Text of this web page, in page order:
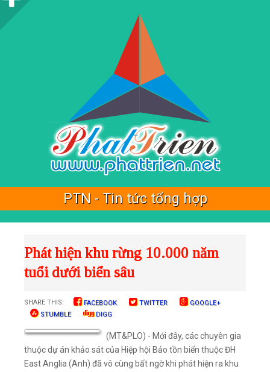
PTN - Tin tức tổng hợp
Phát hiện khu rừng 10.000 năm
tuổi dưới biển sâu
SHARE THIS: FACEBOOK TWITTER
GOOGLE+
STUMBLE
DIGG
(MT&PLO) - Mới đây, các chuyên gia
thuộc dự án khảo sát của Hiệp hội Bảo tồn biển thuộc ĐH
East Anglia (Anh) đã vô cùng bất ngờ khi phát hiện ra khu